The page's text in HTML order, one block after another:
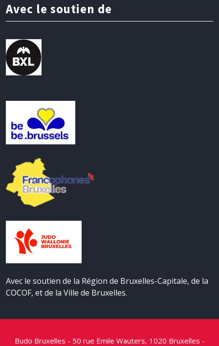
Avec le soutien de
Avec le soutien de la Région de Bruxelles-Capitale, de la
COCOF, et de la Ville de Bruxelles.
Budo Bruxelles - 50 rue Emile Wauters, 1020 Bruxelles -